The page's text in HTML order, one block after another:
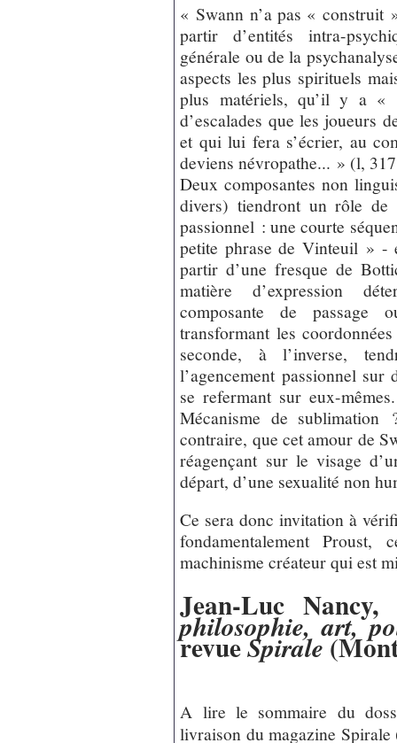
« Swann n’a pas « construit
partir d’entités intra-
générale ou de la
aspects les plus spirituels
plus matériels, qu’il y a «
d’escalades que les joueurs
et qui lui fera s’écrier, au
deviens névropathe... » (l,
Deux composantes non
divers) tiendront un rôle de
passionnel : une courte
petite phrase de Vinteuil » -
partir d’une fresque de
matière d’expression
composante de passage
transformant les
seconde, à l’inverse,
l’agencement passionnel
se refermant sur eux-
Mécanisme de sublimation
contraire, que cet amour de
réagençant sur le visage
départ, d’une sexualité non
Ce sera donc invitation à
fondamentalement
machinisme créateur qui est
Jean-Luc Nancy,
philosophie, art,
revueSpirale
A lire le sommaire du
livraison du magazine